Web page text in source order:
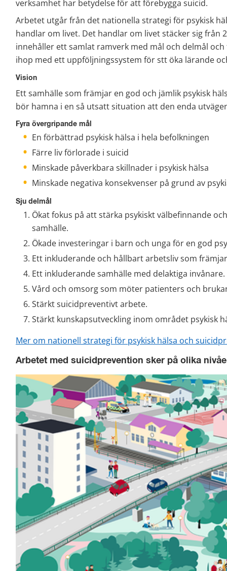
verksamhet har betydelse för att förebygga suicid.
Arbetet utgår från det nationella strategi för psykisk
handlar om livet. Det handlar om livet stäcker sig från
innehåller ett samlat ramverk med mål och delmål
ihop med ett uppföljningssystem för stt öka lärande
Vision
Ett samhälle som främjar en god och jämlik psykisk
bör hamna i en så utsatt situation att den enda
Fyra övergripande mål
En förbättrad psykisk hälsa i hela befolkningen
Färre liv förlorade i suicid
Minskade påverkbara skillnader i psykisk hälsa
Minskade negativa konsekvenser på grund av
Sju delmål
Ökat fokus på att stärka psykiskt välbefinnande
samhälle.
Ökade investeringar i barn och unga för en god
Ett inkluderande och hållbart arbetsliv som
Ett inkluderande samhälle med delaktiga invånare.
Vård och omsorg som möter patienters och
Stärkt suicidpreventivt arbete.
Stärkt kunskapsutveckling inom området psykisk
Mer om nationell strategi för psykisk hälsa och
Arbetet med suicidprevention sker på olika